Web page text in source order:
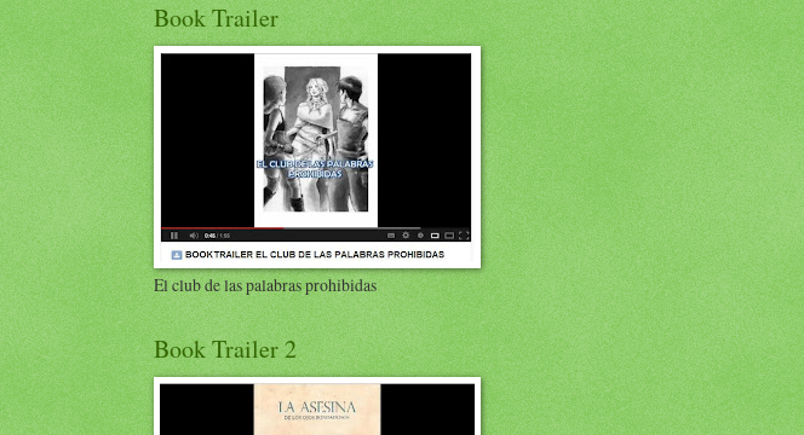
Book Trailer
El club de las palabras prohibidas
Book Trailer 2